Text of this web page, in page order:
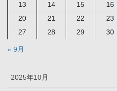
13
14 15 16
20
21 22 23
27
28 29 30
« 9月
2025年10月